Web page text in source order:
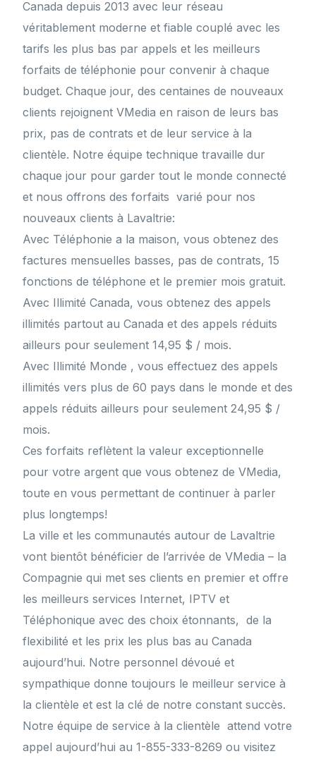
Canada depuis 2013 avec leur réseau
véritablement moderne et fiable couplé avec les
tarifs les plus bas par appels et les meilleurs
forfaits de téléphonie pour convenir à chaque
budget. Chaque jour, des centaines de nouveaux
clients rejoignent VMedia en raison de leurs bas
prix, pas de contrats et de leur service à la
clientèle. Notre équipe technique travaille dur
chaque jour pour garder tout le monde connecté
et nous offrons des forfaits varié pour nos
nouveaux clients à Lavaltrie:
Avec Téléphonie a la maison, vous obtenez des
factures mensuelles basses, pas de contrats, 15
fonctions de téléphone et le premier mois gratuit.
Avec Illimité Canada, vous obtenez des appels
illimités partout au Canada et des appels réduits
ailleurs pour seulement 14,95 $ / mois.
Avec Illimité Monde , vous effectuez des appels
illimités vers plus de 60 pays dans le monde et des
appels réduits ailleurs pour seulement 24,95 $ /
mois.
Ces forfaits reflètent la valeur exceptionnelle
pour votre argent que vous obtenez de VMedia,
toute en vous permettant de continuer à parler
plus longtemps!
La ville et les communautés autour de Lavaltrie
vont bientôt bénéficier de l’arrivée de VMedia – la
Compagnie qui met ses clients en premier et offre
les meilleurs services Internet, IPTV et
Téléphonique avec des choix étonnants, de la
flexibilité et les prix les plus bas au Canada
aujourd’hui. Notre personnel dévoué et
sympathique donne toujours le meilleur service à
la clientèle et est la clé de notre constant succès.
Notre équipe de service à la clientèle attend votre
appel aujourd’hui au 1-855-333-8269 ou visitez